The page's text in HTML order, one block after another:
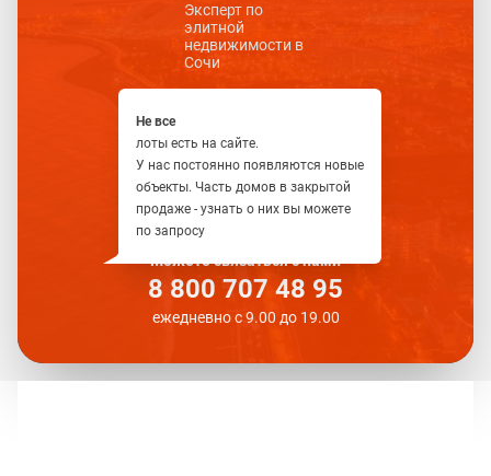
Можете связаться с нами
8 800 707 48 95
ежедневно с 9.00 до 19.00
Эксперт по
элитной
недвижимости в
Сочи
Не все
лоты есть на сайте.
У нас постоянно появляются новые
объекты. Часть домов в закрытой
продаже - узнать о них вы можете
по запросу